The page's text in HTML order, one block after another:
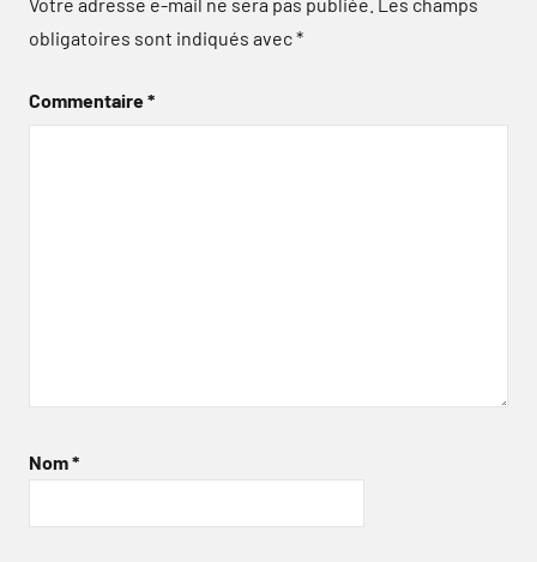
obligatoires sont indiqués avec*
Commentaire*
Nom*